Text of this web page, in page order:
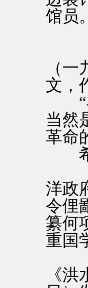
馆员。
〔
〔
（
文，
“在
当然
革命
希
〔
洋政
令俚
纂何
重国
〔
《